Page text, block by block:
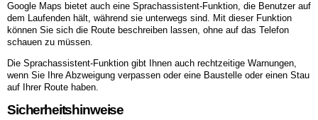
Google Maps bietet auch eine Sprachassistent-Funktion, die Benutzer auf
dem Laufenden hält, während sie unterwegs sind. Mit dieser Funktion
können Sie sich die Route beschreiben lassen, ohne auf das Telefon
schauen zu müssen.
Die Sprachassistent-Funktion gibt Ihnen auch rechtzeitige Warnungen,
wenn Sie Ihre Abzweigung verpassen oder eine Baustelle oder einen Stau
auf Ihrer Route haben.
Sicherheitshinweise